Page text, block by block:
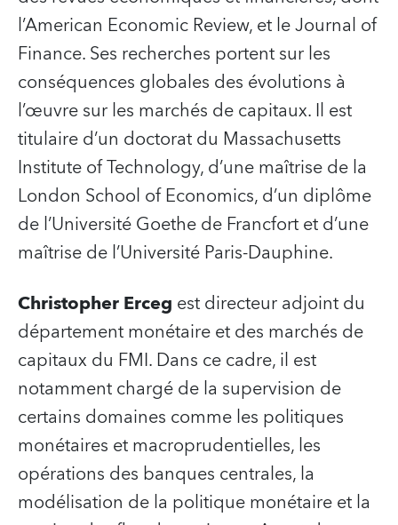
l’American Economic Review, et le Journal of
Finance. Ses recherches portent sur les
conséquences globales des évolutions à
l’œuvre sur les marchés de capitaux. Il est
titulaire d’un doctorat du Massachusetts
Institute of Technology, d’une maîtrise de la
London School of Economics, d’un diplôme
de l’Université Goethe de Francfort et d’une
maîtrise de l’Université Paris-Dauphine.
Christopher Erceg est directeur adjoint du
département monétaire et des marchés de
capitaux du FMI. Dans ce cadre, il est
notamment chargé de la supervision de
certains domaines comme les politiques
monétaires et macroprudentielles, les
opérations des banques centrales, la
modélisation de la politique monétaire et la